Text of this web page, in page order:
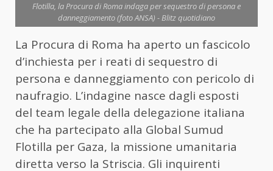
Flotilla, la Procura di Roma indaga per sequestro di persona e
danneggiamento (foto ANSA) - Blitz quotidiano
La Procura di Roma ha aperto un fascicolo
d’inchiesta per i reati di sequestro di
persona e danneggiamento con pericolo di
naufragio. L’indagine nasce dagli esposti
del team legale della delegazione italiana
che ha partecipato alla Global Sumud
Flotilla per Gaza, la missione umanitaria
diretta verso la Striscia. Gli inquirenti